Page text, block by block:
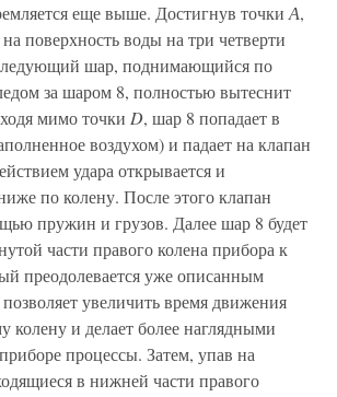
еще выше. Достигнув точкиА,
поверхность воды на три четверти
шар, поднимающийся по
за шаром 8, полностью вытеснит
мимо точки D, шар 8 попадает в
воздухом) и падает на клапан
удара открывается и
по колену. После этого клапан
пружин и грузов. Далее шар 8 будет
части правого колена прибора к
преодолевается уже описанным
увеличить время движения
колену и делает более наглядными
процессы. Затем, упав на
в нижней части правого